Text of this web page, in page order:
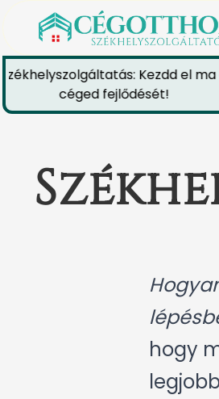
Kezdd el ma a
céged fejlődését!
hogy